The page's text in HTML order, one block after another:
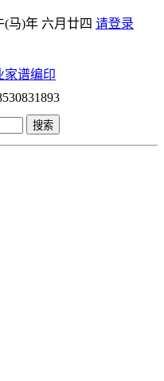
(马)年 六月廿四 请登录
搜索